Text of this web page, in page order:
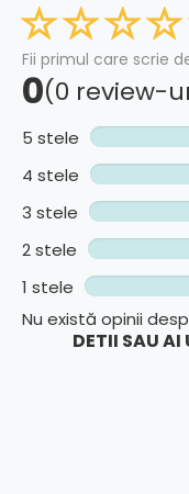
Fii primul care scrie
0(0 review-
5 stele
4 stele
3 stele
2 stele
1 stele
Nu există opinii
DETII SAU AI